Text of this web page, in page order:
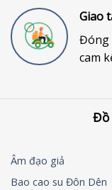
Giao
Đóng
cam
Đồ
Âm đạo giả
Bao cao su Đôn Dên